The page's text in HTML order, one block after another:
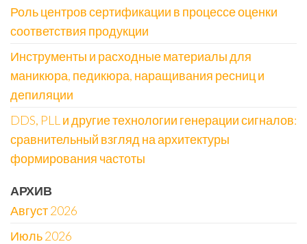
Роль центров сертификации в процессе оценки
соответствия продукции
Инструменты и расходные материалы для
маникюра, педикюра, наращивания ресниц и
депиляции
DDS, PLL и другие технологии генерации сигналов:
сравнительный взгляд на архитектуры
формирования частоты
АРХИВ
Август 2026
Июль 2026